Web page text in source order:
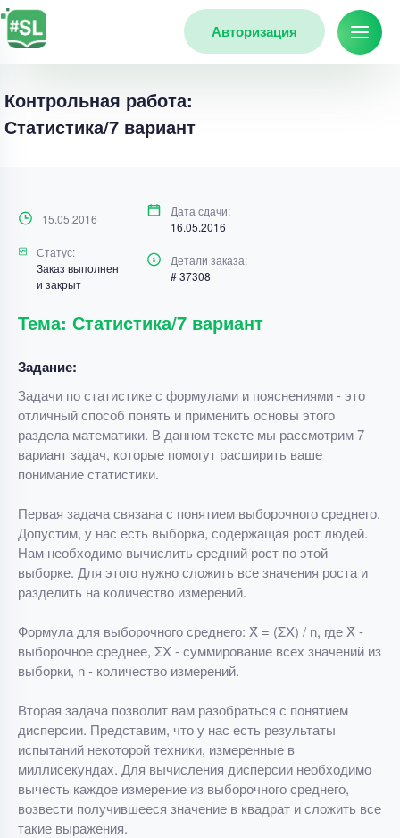
Авторизация
Контрольная работа:
Статистика/7 вариант
15.05.2016
Дата сдачи:
16.05.2016
Статус:
Заказ выполнен
и закрыт
Детали заказа:
# 37308
Тема: Статистика/7 вариант
Задание:
Задачи по статистике с формулами и пояснениями - это
отличный способ понять и применить основы этого
раздела математики. В данном тексте мы рассмотрим 7
вариант задач, которые помогут расширить ваше
понимание статистики.
Первая задача связана с понятием выборочного среднего.
Допустим, у нас есть выборка, содержащая рост людей.
Нам необходимо вычислить средний рост по этой
выборке. Для этого нужно сложить все значения роста и
разделить на количество измерений.
Формула для выборочного среднего: X̄ = (ΣX) / n, где X̄ -
выборочное среднее, ΣX - суммирование всех значений из
выборки, n - количество измерений.
Вторая задача позволит вам разобраться с понятием
дисперсии. Представим, что у нас есть результаты
испытаний некоторой техники, измеренные в
миллисекундах. Для вычисления дисперсии необходимо
вычесть каждое измерение из выборочного среднего,
возвести получившееся значение в квадрат и сложить все
такие выражения.